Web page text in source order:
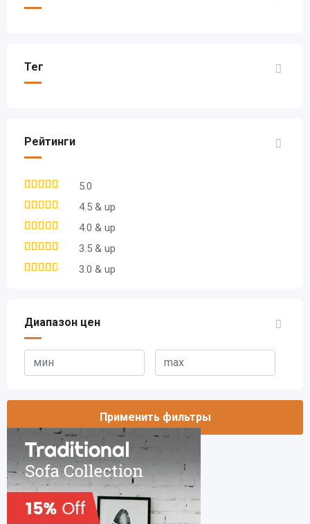
Тег
Рейтинги
5.0
4.5 & up
4.0 & up
3.5 & up
3.0 & up
Диапазон цен
Применить фильтры